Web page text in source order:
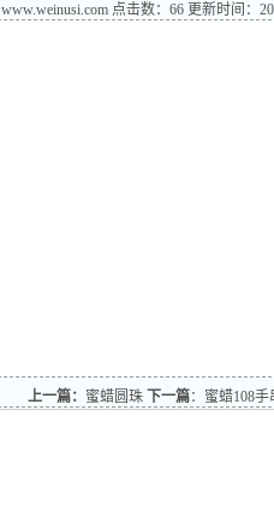
www.weinusi.com 点击数： 66 更新时间：
上一篇： 蜜蜡圆珠 下一篇： 蜜蜡108手